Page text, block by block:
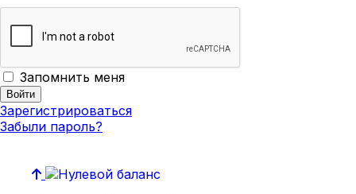
Запомнить меня
Зарегистрироваться
Забыли пароль?